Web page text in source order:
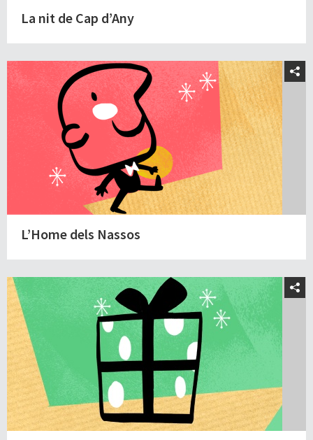
La nit de Cap d’Any
L’Home dels Nassos